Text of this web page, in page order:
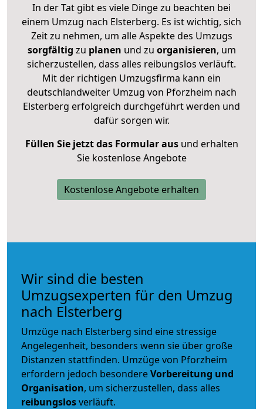
In der Tat gibt es viele Dinge zu beachten bei
einem Umzug nach Elsterberg. Es ist wichtig, sich
Zeit zu nehmen, um alle Aspekte des Umzugs
sorgfältig zu planen und zu organisieren, um
sicherzustellen, dass alles reibungslos verläuft.
Mit der richtigen Umzugsfirma kann ein
deutschlandweiter Umzug von Pforzheim nach
Elsterberg erfolgreich durchgeführt werden und
dafür sorgen wir.
Füllen Sie jetzt das Formular ausund erhalten
Sie kostenlose Angebote
Kostenlose Angebote erhalten
Wir sind die besten
Umzugsexperten für den Umzug
nach Elsterberg
Umzüge nach Elsterberg sind eine stressige
Angelegenheit, besonders wenn sie über große
Distanzen stattfinden. Umzüge von Pforzheim
erfordern jedoch besondereVorbereitung und
Organisation, um sicherzustellen, dass alles
reibungslosverläuft.